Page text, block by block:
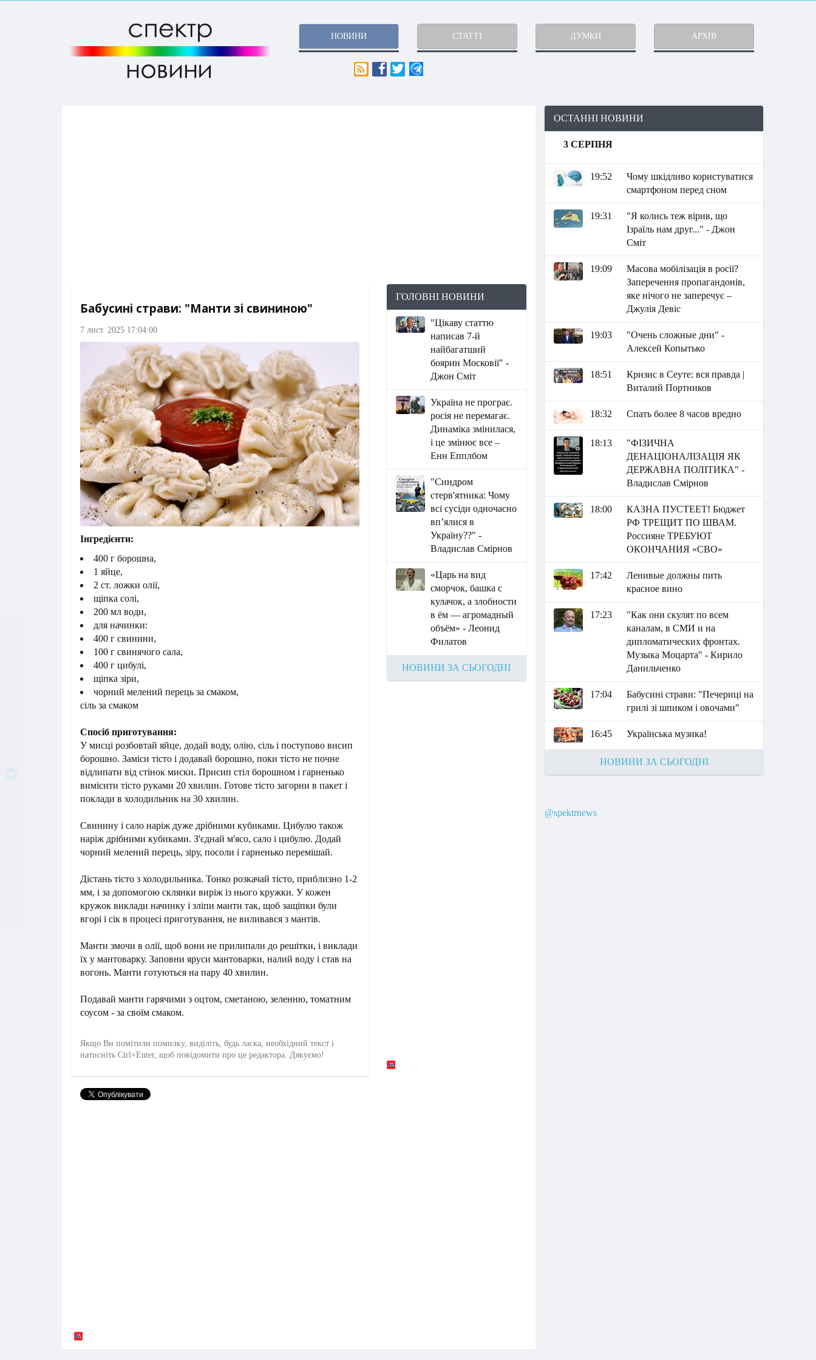
НОВИНИ СТАТТІ ДУМКИ АРХІВ
Бабусині страви: "Манти зі свининою"
7 лист. 2025 17:04:00
Інгредієнти:
400 г борошна,
1 яйце,
2 ст. ложки олії,
щіпка солі,
200 мл води,
для начинки:
400 г свинини,
100 г свинячого сала,
400 г цибулі,
щіпка зіри,
чорний мелений перець за смаком,
сіль за смаком
Спосіб приготування:
У мисці розбовтай яйце, додай воду, олію, сіль і поступово висип
борошно. Заміси тісто і додавай борошно, поки тісто не почне
відлипати від стінок миски. Присип стіл борошном і гарненько
вимісити тісто руками 20 хвилин. Готове тісто загорни в пакет і
поклади в холодильник на 30 хвилин.
Свинину і сало наріж дуже дрібними кубиками. Цибулю також
наріж дрібними кубиками. З'єднай м'ясо, сало і цибулю. Додай
чорний мелений перець, зіру, посоли і гарненько перемішай.
Дістань тісто з холодильника. Тонко розкачай тісто, приблизно 1-2
мм, і за допомогою склянки виріж із нього кружки. У кожен
кружок виклади начинку і зліпи манти так, щоб защіпки були
вгорі і сік в процесі приготування, не виливався з мантів.
Манти змочи в олії, щоб вони не прилипали до решітки, і виклади
їх у мантоварку. Заповни яруси мантоварки, налий воду і став на
вогонь. Манти готуються на пару 40 хвилин.
Подавай манти гарячими з оцтом, сметаною, зеленню, томатним
соусом - за своїм смаком.
Якщо Ви помітили помилку, виділіть, будь ласка, необхідний текст і
натисніть Ctrl+Enter, щоб повідомити про це редактора. Дякуємо!
ГОЛОВНІ НОВИНИ
"Цікаву статтю
написав 7-й
найбагатший
боярин Московії" -
Джон Сміт
Україна не програє.
росія не перемагає.
Динаміка змінилася,
і це змінює все –
Енн Епплбом
"Синдром
стерв'ятника: Чому
всі сусіди одночасно
вп’ялися в
Україну??" -
Владислав Смірнов
«Царь на вид
сморчок, башка с
кулачок, а злобности
в ём — агромадный
объём» - Леонид
Филатов
НОВИНИ ЗА СЬОГОДНІ
ОСТАННІ НОВИНИ
3 СЕРПНЯ
19:52
Чому шкідливо користуватися
смартфоном перед сном
19:31
"Я колись теж вірив, що
Ізраїль нам друг..." - Джон
Сміт
19:09
Масова мобілізація в росії?
Заперечення пропагандонів,
яке нічого не заперечує –
Джулія Девіс
19:03
"Очень сложные дни" -
Алексей Копытько
18:51
Кризис в Сеуте: вся правда |
Виталий Портников
18:32 Спать более 8 часов вредно
18:13
"ФІЗИЧНА
ДЕНАЦІОНАЛІЗАЦІЯ ЯК
ДЕРЖАВНА ПОЛІТИКА" -
Владислав Смірнов
18:00
КАЗНА ПУСТЕЕТ! Бюджет
РФ ТРЕЩИТ ПО ШВАМ.
Россияне ТРЕБУЮТ
ОКОНЧАНИЯ «СВО»
17:42
Ленивые должны пить
красное вино
17:23
"Как они скулят по всем
каналам, в СМИ и на
дипломатических фронтах.
Музыка Моцарта" - Кирило
Данильченко
17:04
Бабусині страви: "Печериці на
грилі зі шпиком і овочами"
16:45 Українська музика!
НОВИНИ ЗА СЬОГОДНІ
@spektrnews